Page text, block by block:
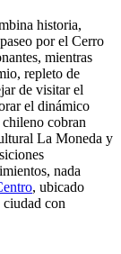
historia,
por el Cerro
mientras
repleto de
de visitar el
el dinámico
cobran
La Moneda y
nada
, ubicado
ciudad con